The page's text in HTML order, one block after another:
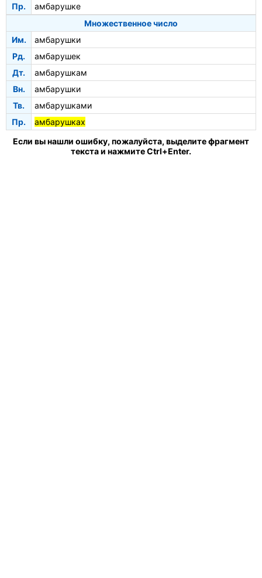
Пр.
амбарушке
Множественное число
Им.
амбарушки
Рд.
амбарушек
Дт.
амбарушкам
Вн.
амбарушки
Тв.
амбарушками
Пр.
амбарушках
Если вы нашли ошибку, пожалуйста, выделите фрагмент
текста и нажмите Ctrl+Enter.